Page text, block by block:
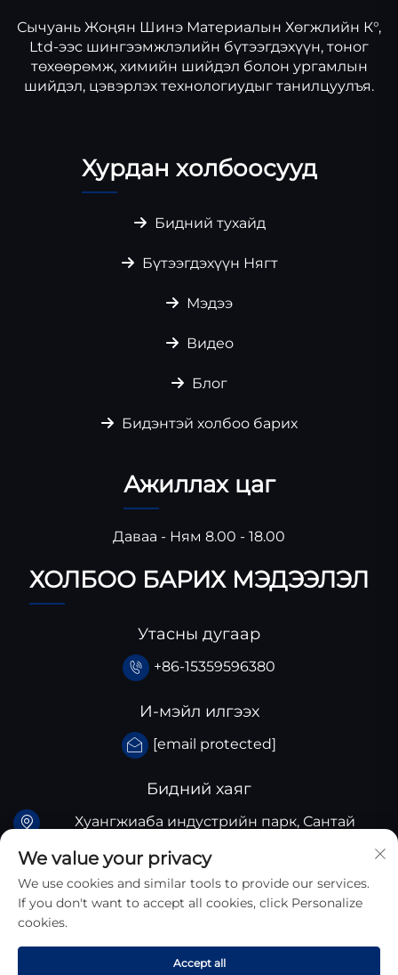
Сычуань Жоңян Шинэ Материалын Хөгжлийн К°,
Ltd-ээс шингээмжлэлийн бүтээгдэхүүн, тоног
төхөөрөмж, химийн шийдэл болон ургамлын
шийдэл, цэвэрлэх технологиудыг танилцуулъя.
Хурдан холбоосууд
Бидний тухайд
Бүтээгдэхүүн Нягт
Мэдээ
Видео
Блог
Бидэнтэй холбоо барих
Ажиллах цаг
Даваа - Ням 8.00 - 18.00
ХОЛБОО БАРИХ МЭДЭЭЛЭЛ
Утасны дугаар
+86-15359596380
И-мэйл илгээх
[email protected]
Бидний хаяг
Хуангжиаба индустрийн парк, Сантай
аймгийн Сычуань аймог, Хятад
Хууль Зүйн Эрх © 2026 Сычуань Чжунъянь Шинэ
We value your privacy
We use cookies and similar tools to provide our services.
If you don't want to accept all cookies, click Personalize
cookies.
Accept all